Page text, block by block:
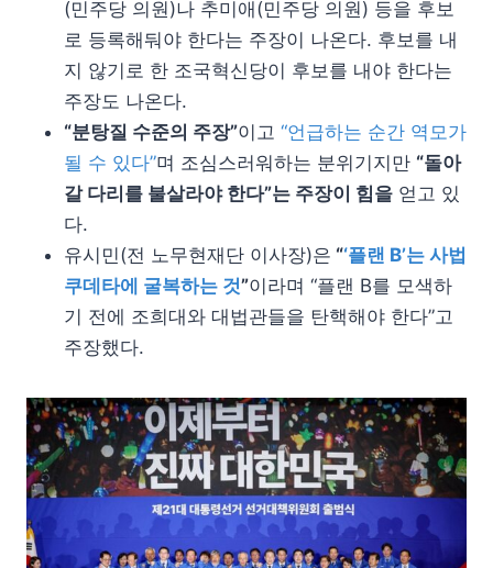
(민주당 의원)나 추미애(민주당 의원) 등을 후보
로 등록해둬야 한다는 주장이 나온다. 후보를 내
지 않기로 한 조국혁신당이 후보를 내야 한다는
주장도 나온다.
“분탕질 수준의 주장”이고 “언급하는 순간 역모가
될 수 있다”며 조심스러워하는 분위기지만 “돌아
갈 다리를 불살라야 한다”는 주장이 힘을 얻고 있
다.
유시민(전 노무현재단 이사장)은 “‘플랜 B’는 사법
쿠데타에 굴복하는 것”이라며 “플랜 B를 모색하
기 전에 조희대와 대법관들을 탄핵해야 한다”고
주장했다.